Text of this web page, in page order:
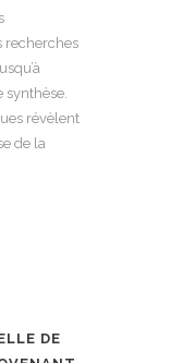
recherches
synthèse.
révèlent
de la
DE